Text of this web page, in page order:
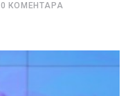
0 КОМЕНТАРА